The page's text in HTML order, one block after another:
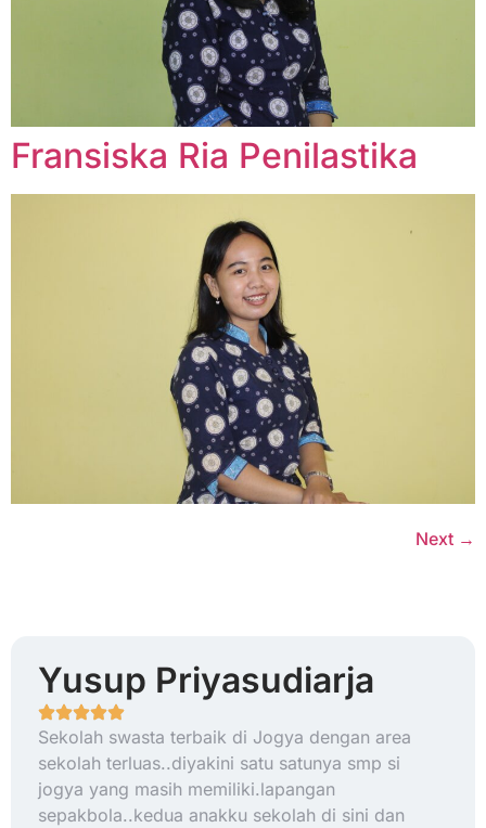
Fransiska Ria Penilastika
Next →
Yusup Priyasudiarja
Sekolah swasta terbaik di Jogya dengan area
sekolah terluas..diyakini satu satunya smp si
jogya yang masih memiliki.lapangan
sepakbola..kedua anakku sekolah di sini dan